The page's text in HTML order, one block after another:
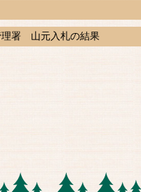
署 山元入札の結果